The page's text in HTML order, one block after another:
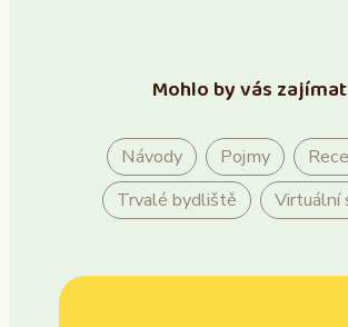
Mohlo by vás zajímat
Návody Pojmy
Trvalé bydliště
Virtuální